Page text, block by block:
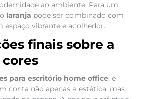
ao ambiente. Para um
laranja pode ser combinado com
espaço vibrante e acolhedor.
finais sobre a
para escritório home office, é
conta não apenas a estética, mas